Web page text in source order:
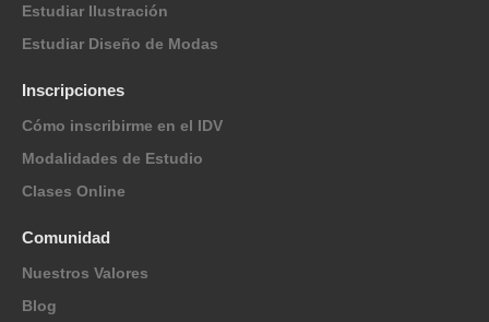
Estudiar Ilustración
Estudiar Diseño de Modas
Inscripciones
Cómo inscribirme en el IDV
Modalidades de Estudio
Clases Online
Comunidad
Nuestros Valores
Blog